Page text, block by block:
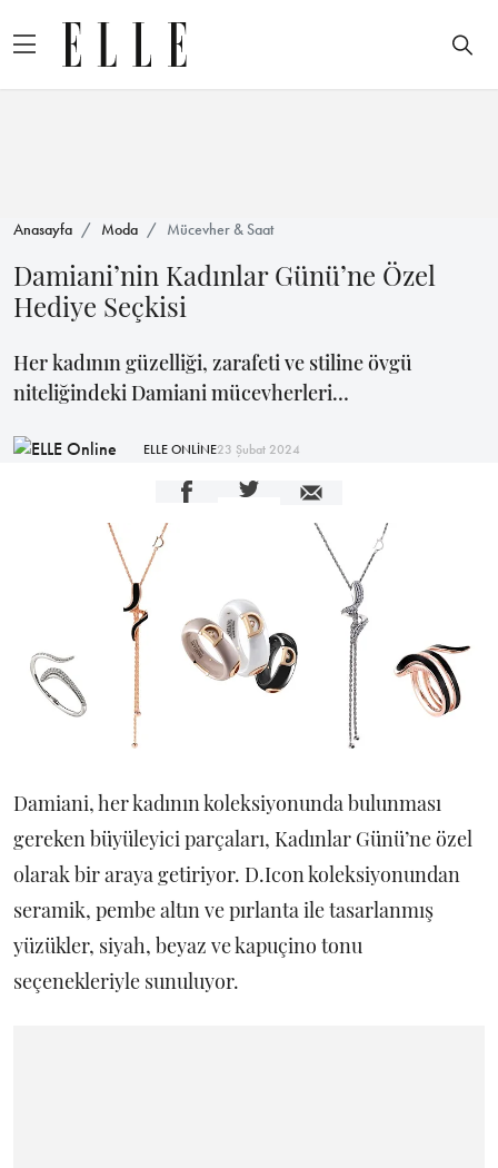
Anasayfa Moda Mücevher & Saat
Damiani’nin Kadınlar Günü’ne Özel
Hediye Seçkisi
Her kadının güzelliği, zarafeti ve stiline övgü
niteliğindeki Damiani mücevherleri…
ELLE ONLİNE23 Şubat 2024
Damiani, her kadının koleksiyonunda bulunması
gereken büyüleyici parçaları, Kadınlar Günü’ne özel
olarak bir araya getiriyor. D.Icon koleksiyonundan
seramik, pembe altın ve pırlanta ile tasarlanmış
yüzükler, siyah, beyaz ve kapuçino tonu
seçenekleriyle sunuluyor.